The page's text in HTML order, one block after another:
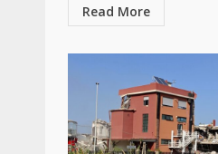
Read More